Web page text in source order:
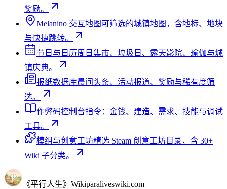
奖励。
Melanino 交互地图可筛选的城镇地图，含地标、地块
与快捷跳转。
节日与日历周日集市、垃圾日、露天影院、瑜伽与城
镇庆典。
报纸数据库晨间头条、活动报道、奖励与稀有度筛
选。
作弊码控制台指令：金钱、建造、需求、技能与调试
工具。
模组与创意工坊精选 Steam 创意工坊目录，含 30+
Wiki 子分类。
《平行人生》Wikiparaliveswiki.com